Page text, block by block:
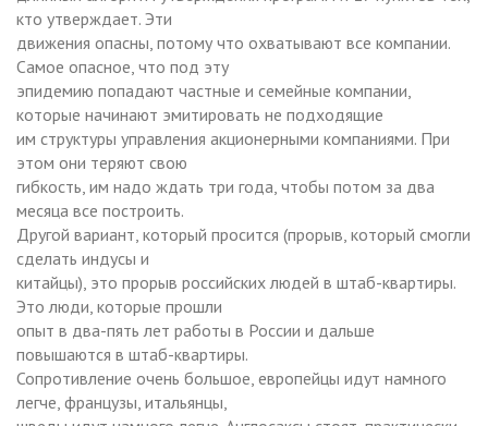
кто утверждает. Эти
движения опасны, потому что охватывают все компании.
Самое опасное, что под эту
эпидемию попадают частные и семейные компании,
которые начинают эмитировать не подходящие
им структуры управления акционерными компаниями. При
этом они теряют свою
гибкость, им надо ждать три года, чтобы потом за два
месяца все построить.
Другой вариант, который просится (прорыв, который смогли
сделать индусы и
китайцы), это прорыв российских людей в штаб-квартиры.
Это люди, которые прошли
опыт в два-пять лет работы в России и дальше
повышаются в штаб-квартиры.
Сопротивление очень большое, европейцы идут намного
легче, французы, итальянцы,